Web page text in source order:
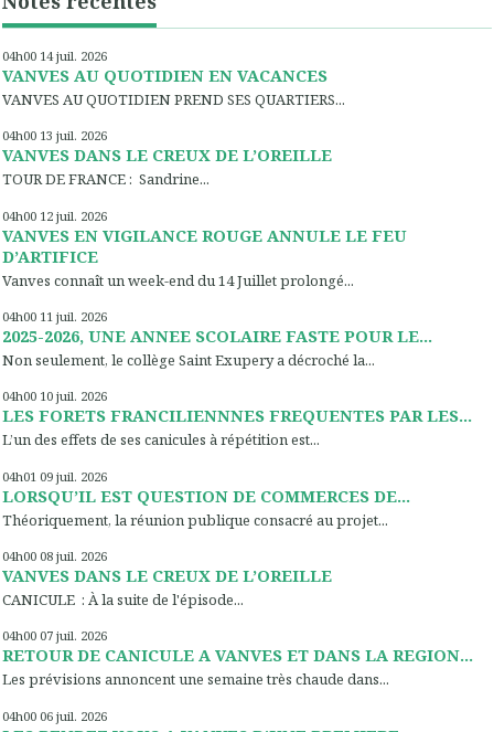
04h00 14 juil. 2026
VANVES AU QUOTIDIEN EN VACANCES
VANVES AU QUOTIDIEN PREND SES QUARTIERS...
04h00 13 juil. 2026
VANVES DANS LE CREUX DE L’OREILLE
TOUR DE FRANCE : Sandrine...
04h00 12 juil. 2026
VANVES EN VIGILANCE ROUGE ANNULE LE FEU
D’ARTIFICE
Vanves connaît un week-end du 14 Juillet prolongé...
04h00 11 juil. 2026
2025-2026, UNE ANNEE SCOLAIRE FASTE POUR LE...
Non seulement, le collège Saint Exupery a décroché la...
04h00 10 juil. 2026
LES FORETS FRANCILIENNNES FREQUENTES PAR LES...
L’un des effets de ses canicules à répétition est...
04h01 09 juil. 2026
LORSQU’IL EST QUESTION DE COMMERCES DE...
Théoriquement, la réunion publique consacré au projet...
04h00 08 juil. 2026
VANVES DANS LE CREUX DE L’OREILLE
CANICULE : À la suite de l'épisode...
04h00 07 juil. 2026
RETOUR DE CANICULE A VANVES ET DANS LA REGION...
Les prévisions annoncent une semaine très chaude dans...
04h00 06 juil. 2026